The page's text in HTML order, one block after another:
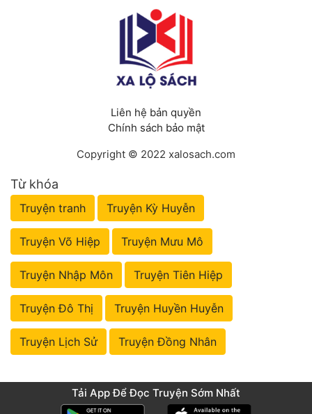
Liên hệ bản quyền
Chính sách bảo mật
Copyright © 2022 xalosach.com
Từ khóa
Truyện tranh Truyện Kỳ Huyễn
Truyện Võ Hiệp Truyện Mưu Mô
Truyện Nhập Môn Truyện Tiên Hiệp
Truyện Đô Thị Truyện Huyền Huyễn
Truyện Lịch Sử Truyện Đồng Nhân
Tải App Để Đọc Truyện Sớm Nhất